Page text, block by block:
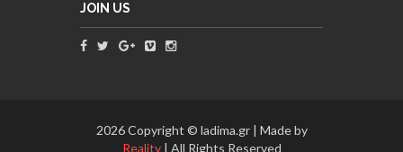
JOIN US
2026 Copyright © ladima.gr | Made by
Reality| All Rights Reserved